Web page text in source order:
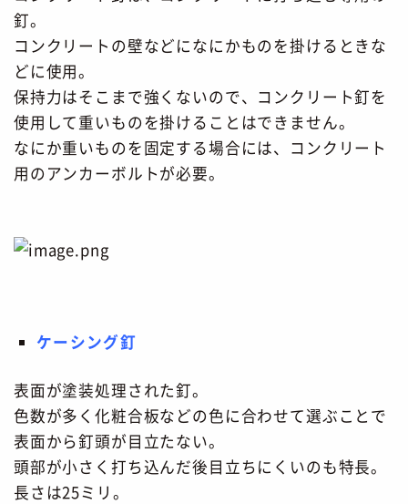
釘。
コンクリートの壁などになにかものを掛けるときな
どに使用。
保持力はそこまで強くないので、コンクリート釘を
使用して重いものを掛けることはできません。
なにか重いものを固定する場合には、コンクリート
用のアンカーボルトが必要。
ケーシング釘
表面が塗装処理された釘。
色数が多く化粧合板などの色に合わせて選ぶことで
表面から釘頭が目立たない。
頭部が小さく打ち込んだ後目立ちにくいのも特長。
長さは25ミリ。